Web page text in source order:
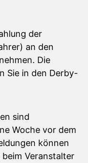
der
an den
Die
Sie in den Derby-
sind
Woche vor dem
können
Veranstalter